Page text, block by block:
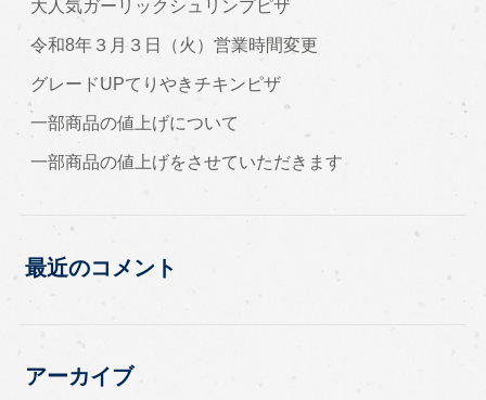
大人気ガーリックシュリンプピザ
令和8年３月３日（火）営業時間変更
グレードUPてりやきチキンピザ
一部商品の値上げについて
一部商品の値上げをさせていただきます
最近のコメント
アーカイブ